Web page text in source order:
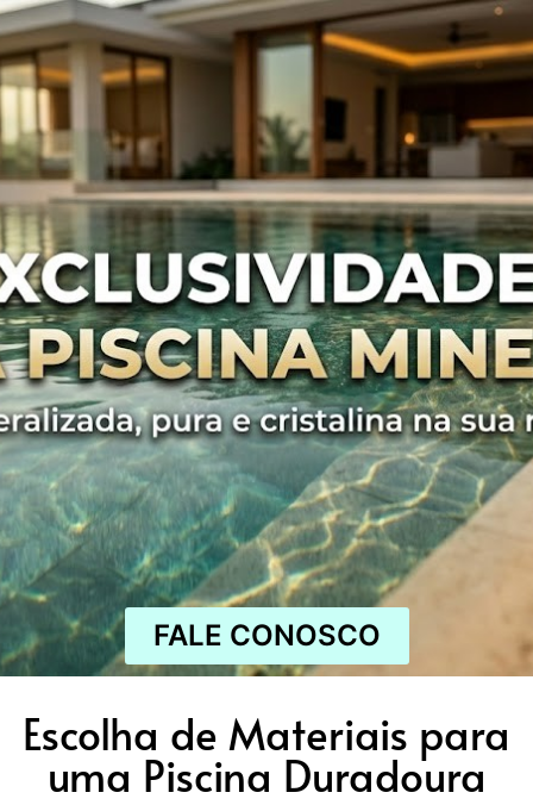
FALE CONOSCO
Escolha de Materiais para
uma Piscina Duradoura